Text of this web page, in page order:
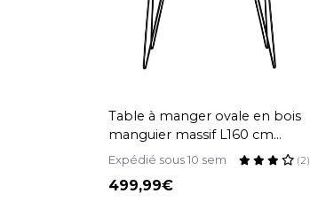
Table à manger ovale en bois
manguier massif L160 cm
VIBES
Expédié sous 10 sem (2)
499,99